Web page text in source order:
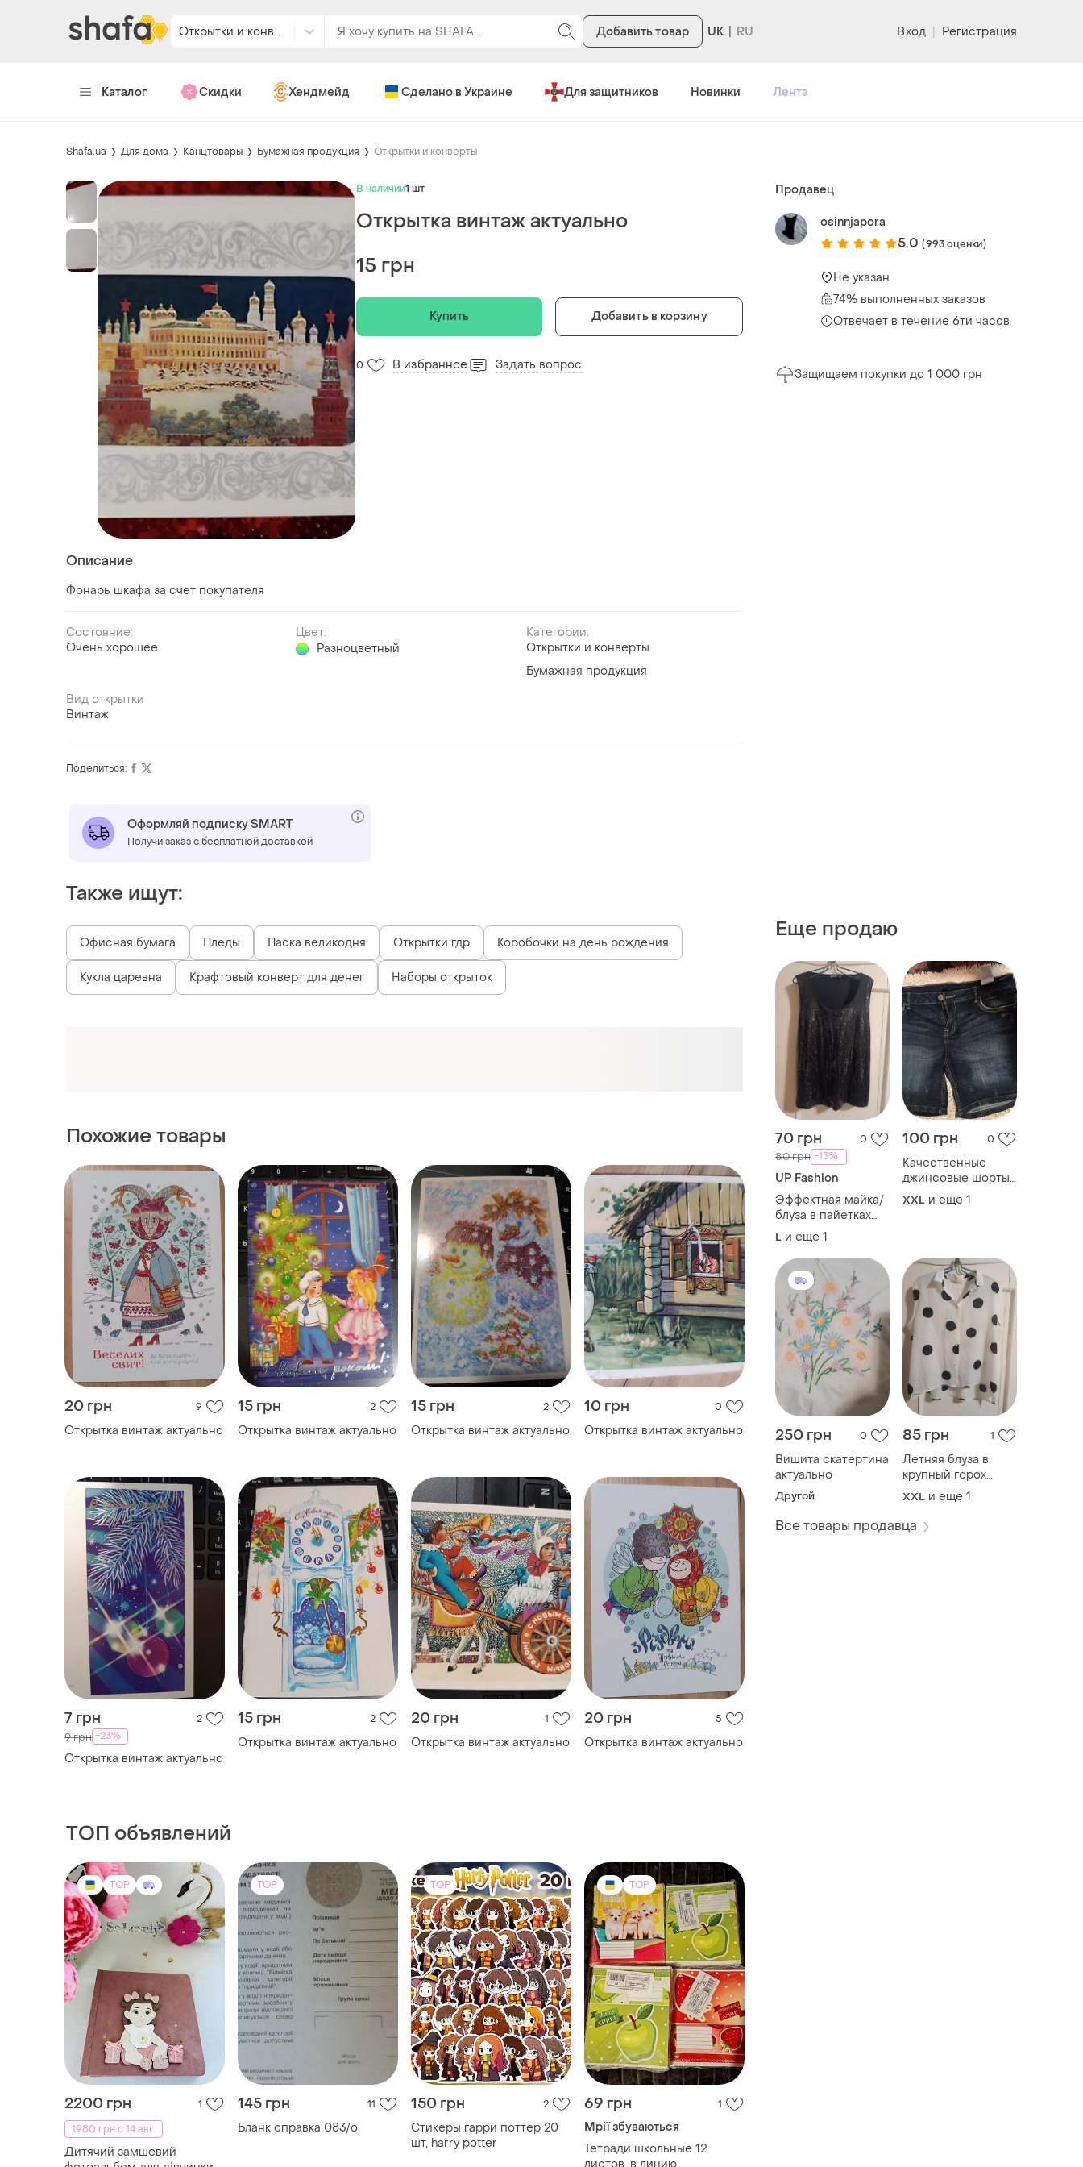
Открытки и конверты Добавить товар UK Вход | Регистрация
Каталог Скидки Хендмейд Сделано в Украине Для защитников Новинки Лента
Shafa.ua Для дома Канцтовары Бумажная продукция Открытки и конверты
В наличии1 шт
Открытка винтаж актуально
15 грн
Купить Добавить в корзину
0 В избранное Задать вопрос
Описание
Фонарь шкафа за счет покупателя
Состояние:
Очень хорошее
Цвет:
Разноцветный
Категории:
Открытки и конверты
Бумажная продукция
Вид открытки
Винтаж
Продавец
osinnjapora
5.0 (993 оценки)
Не указан
74% выполненных заказов
Отвечает в течение 6ти часов
Защищаем покупки до 1 000 грн
Еще продаю
70 грн 0
80 грн -13%
UP Fashion
Эффектная майка/
блуза в пайетках
актуально
L и еще 1
100 грн 0
Качественные
джинсовые шорты
актуально
XXL и еще 1
250 грн 0
Вишита скатертина
актуально
Другой
85 грн 1
Летняя блуза в
крупный горох
актуально
XXL и еще 1
Все товары продавца
Поделиться:
Оформляй подписку SMART
Получи заказ с бесплатной доставкой
Также ищут:
Офисная бумага Пледы Паска великодня Открытки гдр Коробочки на день рождения
Кукла царевна Крафтовый конверт для денег Наборы открыток
Похожие товары
20 грн 9
Открытка винтаж актуально
15 грн 2
Открытка винтаж актуально
15 грн 2
Открытка винтаж актуально
10 грн 0
Открытка винтаж актуально
7 грн 2
9 грн -23%
Открытка винтаж актуально
15 грн 2
Открытка винтаж актуально
20 грн 1
Открытка винтаж актуально
20 грн 5
Открытка винтаж актуально
ТОП объявлений
TOP
2200 грн
1
1980 грн с 14 авг.
Дитячий замшевий
TOP
145 грн 11
Бланк справка 083/о
TOP
150 грн 2
Стикеры гарри поттер 20
шт, harry potter
TOP
69 грн 1
Мрії збуваються
Тетради школьные 12